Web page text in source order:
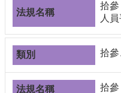
搜
它
業
務
拾
人
拾
拾